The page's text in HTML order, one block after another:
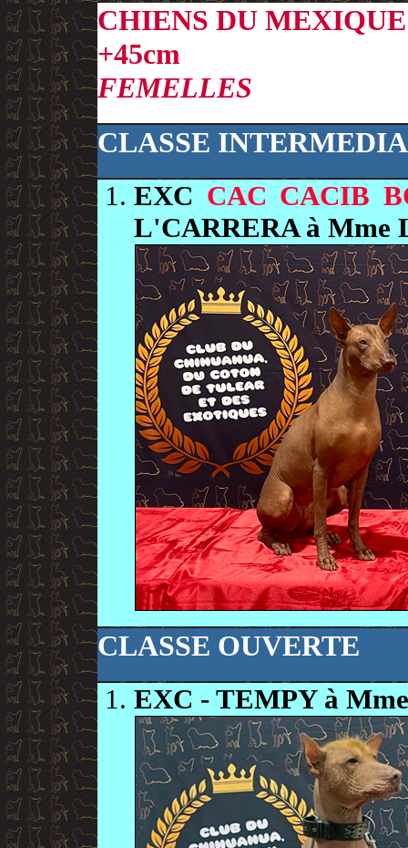
CHIENS DU MEXIQUE
+45cm
FEMELLES
CLASSE
EXC CAC CACIB
L'CARRERA à Mme
CLASSE OUVERTE
EXC - TEMPY à